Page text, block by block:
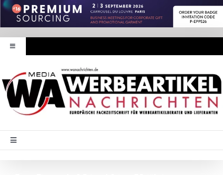
Zum
Inhalt
springen
Toggle
Navigation
Werbeartikel Nachrichten
E-Paper
WA Media
Toggle